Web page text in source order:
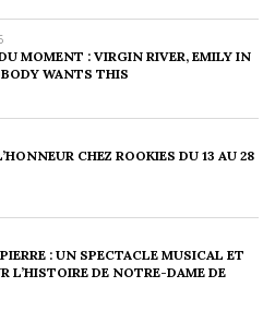
MOMENT : VIRGIN RIVER, EMILY IN
WANTS THIS
CHEZ ROOKIES DU 13 AU 28
: UN SPECTACLE MUSICAL ET
L’HISTOIRE DE NOTRE-DAME DE